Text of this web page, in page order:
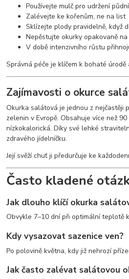
Používejte mulč pro udržení
Zalévejte ke kořenům, ne na list
Sklízejte plody pravidelně, když
Nepěstujte okurky opakovaně
V době intenzivního růstu
Správná péče je klíčem k bohaté úrodě
Zajímavosti o okurce
Okurka salátová je jednou z nejčastěji
zelenin v Evropě. Obsahuje více než
nízkokalorická. Díky své lehké
zdravého jídelníčku.
Její svěží chuť ji předurčuje ke
Často kladené
Jak dlouho klíčí okurka
Obvykle 7–10 dní při optimální teplotě
Kdy vysazovat sazenice ven?
Po polovině května, kdy již nehrozí
Jak často zalévat salátovou